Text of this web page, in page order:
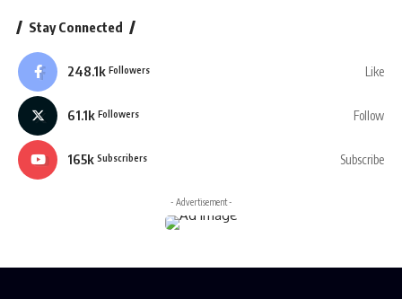
Stay Connected
248.1k Followers Like
61.1k Followers Follow
165k Subscribers Subscribe
- Advertisement -